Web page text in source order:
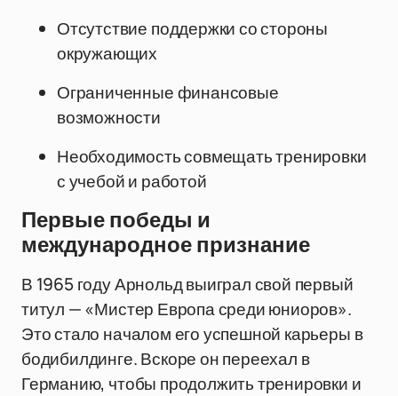
Отсутствие поддержки со стороны
окружающих
Ограниченные финансовые
возможности
Необходимость совмещать тренировки
с учебой и работой
Первые победы и
международное признание
В 1965 году Арнольд выиграл свой первый
титул — «Мистер Европа среди юниоров».
Это стало началом его успешной карьеры в
бодибилдинге. Вскоре он переехал в
Германию, чтобы продолжить тренировки и